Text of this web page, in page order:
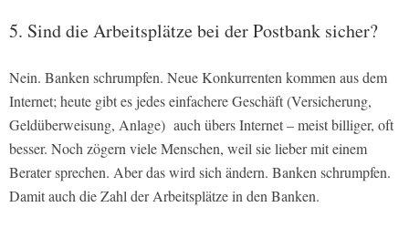
5. Sind die Arbeitsplätze bei der Postbank sicher?
Nein. Banken schrumpfen. Neue Konkurrenten kommen aus dem
Internet; heute gibt es jedes einfachere Geschäft (Versicherung,
Geldüberweisung, Anlage) auch übers Internet – meist billiger, oft
besser. Noch zögern viele Menschen, weil sie lieber mit einem
Berater sprechen. Aber das wird sich ändern. Banken schrumpfen.
Damit auch die Zahl der Arbeitsplätze in den Banken.